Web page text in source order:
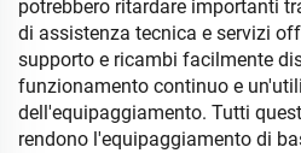
potrebbero ritardare importanti
di assistenza tecnica e servizi
supporto e ricambi facilmente
funzionamento continuo e
dell'equipaggiamento. Tutti
rendono l'equipaggiamento di